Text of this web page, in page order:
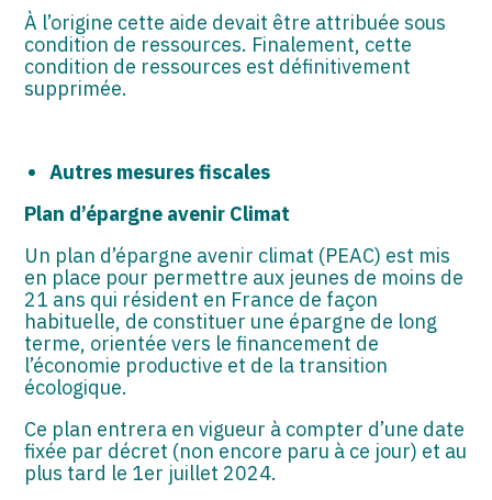
À l’origine cette aide devait être attribuée sous
condition de ressources. Finalement, cette
condition de ressources est définitivement
supprimée.
Autres mesures fiscales
Plan d’épargne avenir Climat
Un plan d’épargne avenir climat (PEAC) est mis
en place pour permettre aux jeunes de moins de
21 ans qui résident en France de façon
habituelle, de constituer une épargne de long
terme, orientée vers le financement de
l’économie productive et de la transition
écologique.
Ce plan entrera en vigueur à compter d’une date
fixée par décret (non encore paru à ce jour) et au
plus tard le 1er juillet 2024.